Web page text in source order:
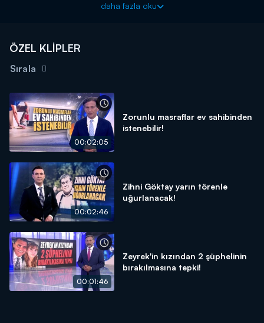
çipten gelen sinyaller. Peki o sinyaller neye işaret ediyor?
Kanal D Haber, hafta içi her akşam Kanal D'de!
daha fazla oku
ÖZEL KLİPLER
Sırala
00:02:05
Zorunlu masraflar ev sahibinden
istenebilir!
00:02:46
Zihni Göktay yarın törenle
uğurlanacak!
00:01:46
Zeyrek'in kızından 2 şüphelinin
bırakılmasına tepki!